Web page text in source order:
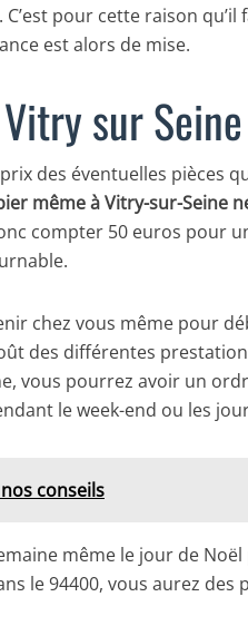
pour cette raison
est alors de mise.
sur
des éventuelles pièces
même à Vitry-sur-Seine
compter 50 euros pour
chez vous même pour
des différentes
vous pourrez avoir un
le week-end ou les
conseils
même le jour de
le 94400, vous aurez